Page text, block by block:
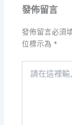
發佈留言
發佈留言必須
位標示為 *